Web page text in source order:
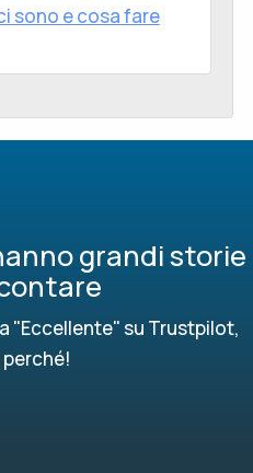
sono e cosa fare
grandi storie
"Eccellente" su Trustpilot,